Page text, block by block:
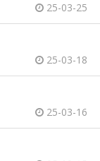
25-03-25
25-03-18
25-03-16